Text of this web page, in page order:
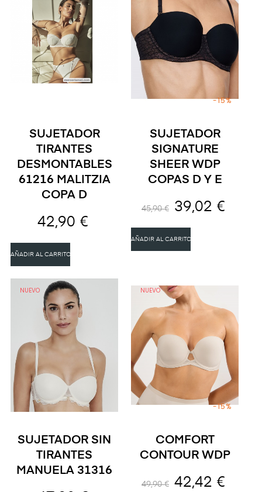
SUJETADOR
TIRANTES
DESMONTABLES
61216 MALITZIA
COPA D
42,90 €
AÑADIR AL CARRITO
SUJETADOR
SIGNATURE
SHEER WDP
COPAS D Y E
45,90 €
-15%
39,02 €
AÑADIR AL CARRITO
NUEVO
SUJETADOR SIN
TIRANTES
MANUELA 31316
NUEVO
COMFORT
CONTOUR WDP
49,90 €
-15%
42,42 €